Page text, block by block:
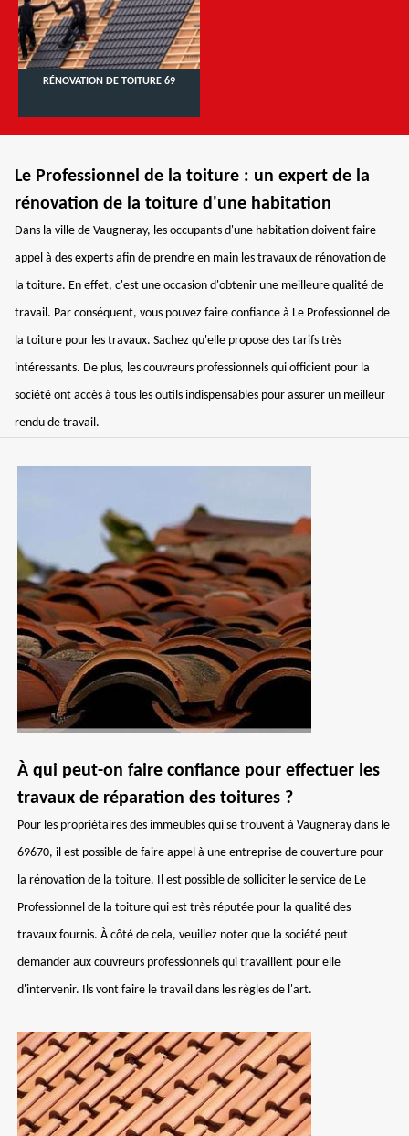
RÉNOVATION DE TOITURE 69
Le Professionnel de la toiture : un expert de la
rénovation de la toiture d'une habitation
Dans la ville de Vaugneray, les occupants d'une habitation doivent faire
appel à des experts afin de prendre en main les travaux de rénovation de
la toiture. En effet, c'est une occasion d'obtenir une meilleure qualité de
travail. Par conséquent, vous pouvez faire confiance à Le Professionnel de
la toiture pour les travaux. Sachez qu'elle propose des tarifs très
intéressants. De plus, les couvreurs professionnels qui officient pour la
société ont accès à tous les outils indispensables pour assurer un meilleur
rendu de travail.
À qui peut-on faire confiance pour effectuer les
travaux de réparation des toitures ?
Pour les propriétaires des immeubles qui se trouvent à Vaugneray dans le
69670, il est possible de faire appel à une entreprise de couverture pour
la rénovation de la toiture. Il est possible de solliciter le service de Le
Professionnel de la toiture qui est très réputée pour la qualité des
travaux fournis. À côté de cela, veuillez noter que la société peut
demander aux couvreurs professionnels qui travaillent pour elle
d'intervenir. Ils vont faire le travail dans les règles de l'art.